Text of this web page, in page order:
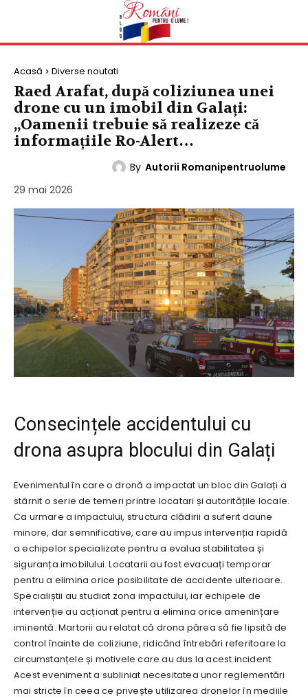
Acasă Diverse noutati
Raed Arafat, după coliziunea unei
drone cu un imobil din Galați:
„Oamenii trebuie să realizeze că
informațiile Ro-Alert…
By Autorii Romanipentruolume
29 mai 2026
Consecințele accidentului cu
drona asupra blocului din Galați
Evenimentul în care o dronă a impactat un bloc din Galați a
stârnit o serie de temeri printre locatari și autoritățile locale.
Ca urmare a impactului, structura clădirii a suferit daune
minore, dar semnificative, care au impus intervenția rapidă
a echipelor specializate pentru a evalua stabilitatea și
siguranța imobilului. Locatarii au fost evacuați temporar
pentru a elimina orice posibilitate de accidente ulterioare.
Specialiștii au studiat zona impactului, iar echipele de
intervenție au acționat pentru a elimina orice amenințare
iminentă. Martorii au relatat că drona părea să fie lipsită de
control înainte de coliziune, ridicând întrebări referitoare la
circumstanțele și motivele care au dus la acest incident.
Acest eveniment a subliniat necesitatea unor reglementări
mai stricte în ceea ce privește utilizarea dronelor în mediile